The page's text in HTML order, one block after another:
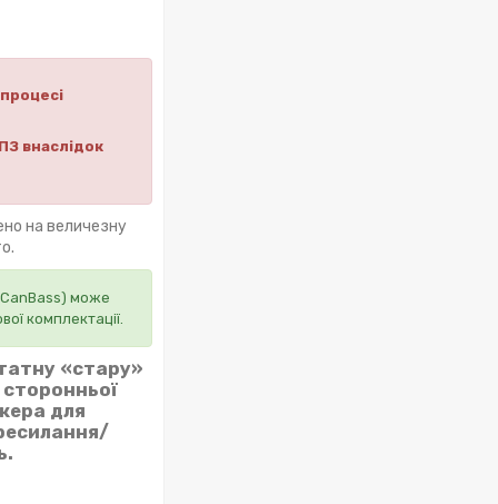
внаслідок
на величезну
може
комплектації.
«стару»
для